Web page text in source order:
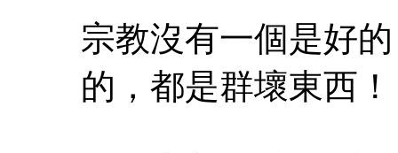
宗教沒有一個是好
的，都是群壞東西！